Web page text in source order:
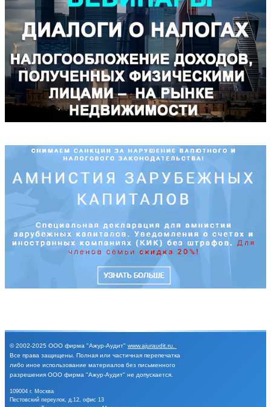
© 2002-2025 ООО фирма "Ажур-Аудит" www.ajuraudit.ru
Все права защищены. Полная или частичная перепечатка
либо иное использование материалов без письменного
разрешения ООО фирма "Ажур-Аудит" не допускается.
109004 г. Москва
Пестовский переулок, д.12, офис 13